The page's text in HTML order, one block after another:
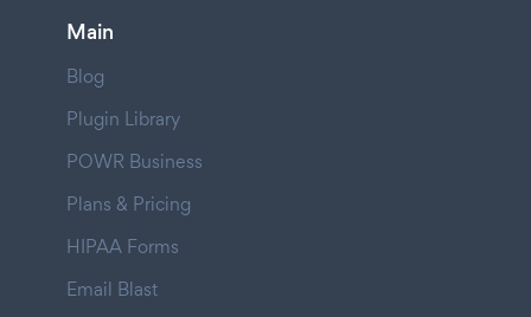
Main
Blog
Plugin Library
POWR Business
Plans & Pricing
HIPAA Forms
Email Blast